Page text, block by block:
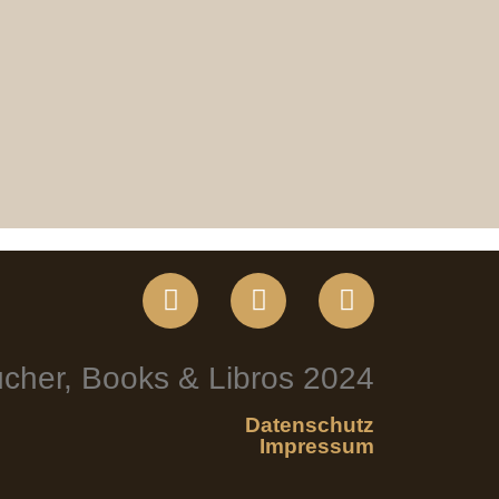
Books & Libros 2024
Datenschutz
Impressum